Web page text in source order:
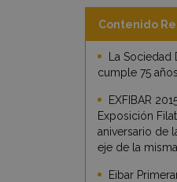
Contenido
La
cumple 75
EXFIBAR
Exposición
aniversario de
eje de la misma
Eibar